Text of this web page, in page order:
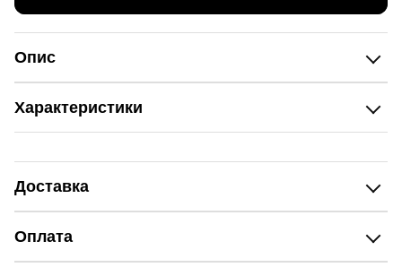
Опис
Характеристики
Доставка
Оплата